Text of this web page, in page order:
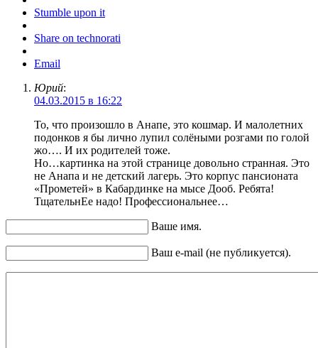
Stumble upon it
Share on technorati
Email
Юрий:
04.03.2015 в 16:22
То, что произошло в Анапе, это кошмар. И малолетних
подонков я бы лично лупил солёными розгами по голой
жо…. И их родителей тоже.
Но…картинка на этой странице довольно странная. Это
не Анапа и не детский лагерь. Это корпус пансионата
«Прометей» в Кабардинке на мысе Дооб. Ребята!
ТщательнЕе надо! Профессиональнее…
Ваше имя.
Ваш e-mail (не публикуется).